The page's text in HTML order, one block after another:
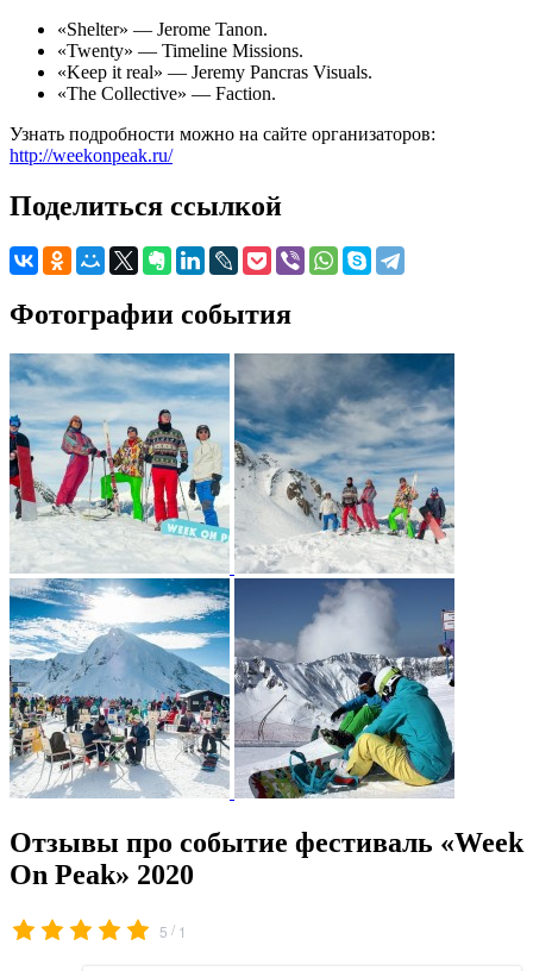
«Shelter» — Jerome Tanon.
«Twenty» — Timeline Missions.
«Keep it real» — Jeremy Pancras Visuals.
«The Collective» — Faction.
Узнать подробности можно на сайте организаторов:
http://weekonpeak.ru/
Поделиться ссылкой
Фотографии события
Отзывы про событие фестиваль «Week
On Peak» 2020
5 / 1